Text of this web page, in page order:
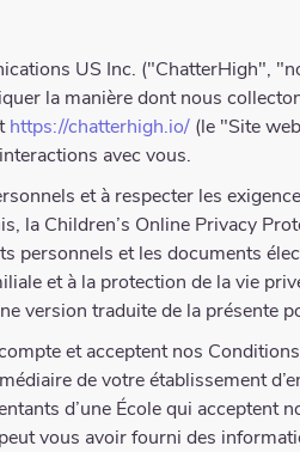
US Inc. ("ChatterHigh",
la manière dont nous
https://chatterhigh.io/ (le "Site
avec vous.
et à respecter les
la Children’s Online Privacy
personnels et les documents
et à la protection de la vie
version traduite de la présente
et acceptent nos
de votre établissement
d’une École qui acceptent
vous avoir fourni des